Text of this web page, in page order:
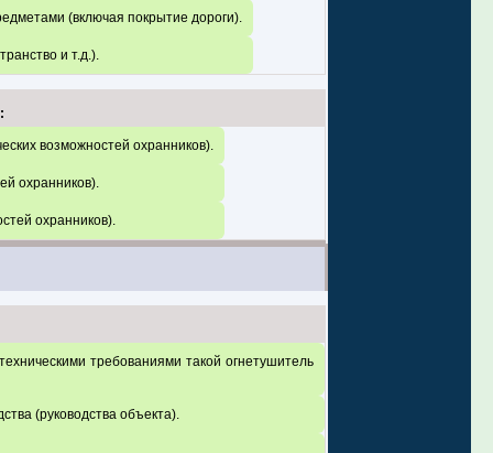
(включая покрытие дороги).
и т.д.).
возможностей охранников).
охранников).
охранников).
требованиями такой огнетушитель
(руководства объекта).